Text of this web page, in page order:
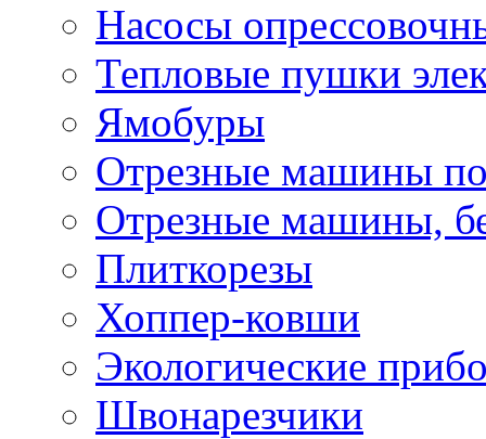
Насосы
Тепловые пушки
Ямобуры
Отрезные машины
Отрезные машины,
Плиткорезы
Хоппер-ковши
Экологические
Швонарезчики